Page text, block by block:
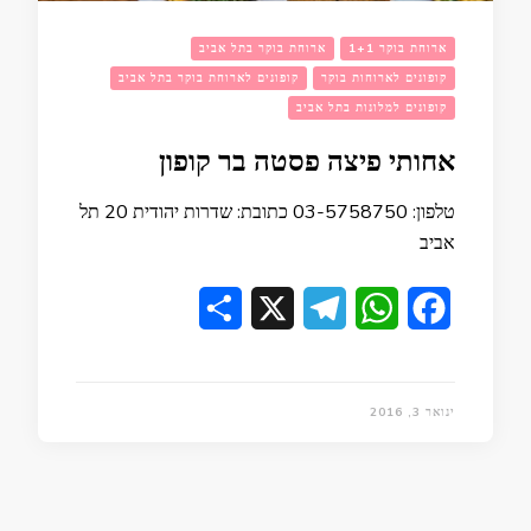
ארוחת בוקר 1+1
ארוחת בוקר בתל אביב
קופונים לארוחות בוקר
קופונים לארוחת בוקר בתל אביב
קופונים למלונות בתל אביב
אחותי פיצה פסטה בר קופון
טלפון: 03-5758750 כתובת: שדרות יהודית 20 תל
אביב
Facebook
WhatsApp
Telegram
ינואר 3, 2016